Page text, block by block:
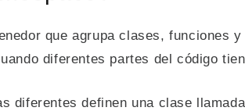
que agrupa clases, funciones
diferentes partes del código
diferentes definen una clase llamada